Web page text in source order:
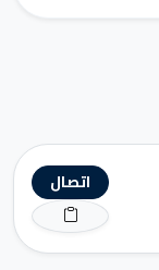
اتصال